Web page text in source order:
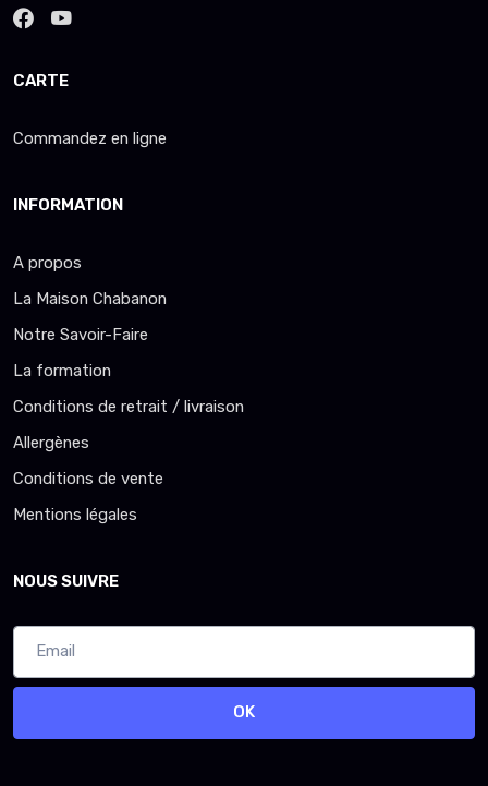
CARTE
Commandez en ligne
INFORMATION
A propos
La Maison Chabanon
Notre Savoir-Faire
La formation
Conditions de retrait / livraison
Allergènes
Conditions de vente
Mentions légales
NOUS SUIVRE
OK